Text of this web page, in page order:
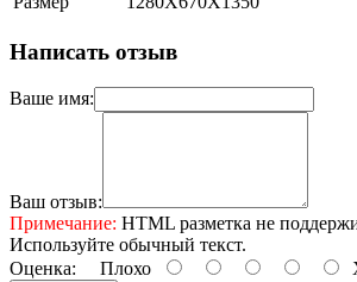
Написать отзыв
Ваше имя:
Ваш отзыв:
Примечание: HTML разметка не
Используйте обычный текст.
Оценка: Плохо